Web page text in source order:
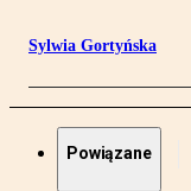
Sylwia Gortyńska
Powiązane